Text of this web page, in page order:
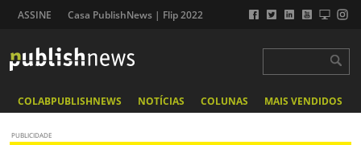
ASSINE Casa PublishNews | Flip 2022
COLABPUBLISHNEWS NOTÍCIAS COLUNAS MAIS VENDIDOS
PUBLICIDADE